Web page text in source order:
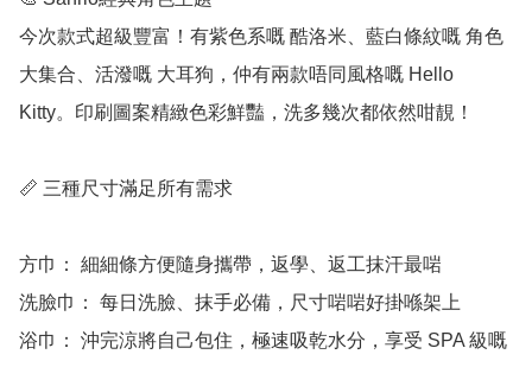
今次款式超級豐富！有紫色系嘅 酷洛米、藍白條紋嘅 角色
大集合、活潑嘅 大耳狗，仲有兩款唔同風格嘅 Hello
Kitty。印刷圖案精緻色彩鮮豔，洗多幾次都依然咁靚！
📏 三種尺寸滿足所有需求
方巾： 細細條方便隨身攜帶，返學、返工抹汗最啱
洗臉巾： 每日洗臉、抹手必備，尺寸啱啱好掛喺架上
浴巾： 沖完涼將自己包住，極速吸乾水分，享受 SPA 級嘅